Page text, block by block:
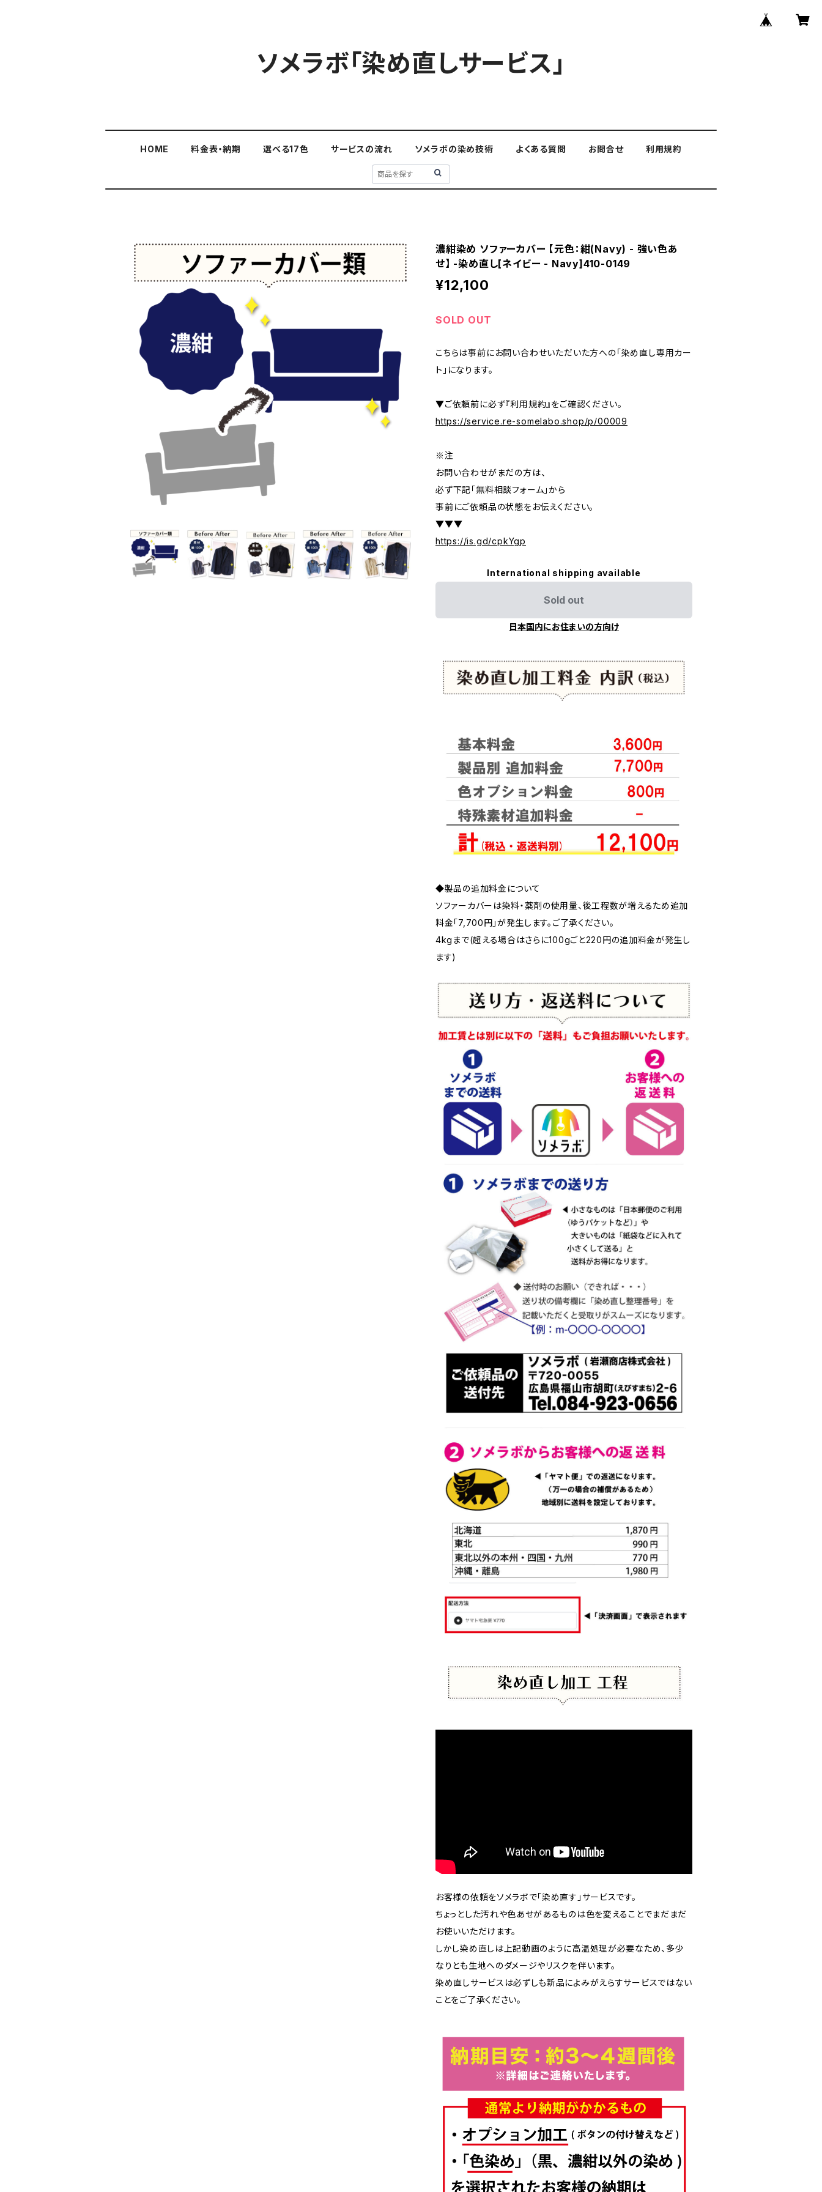
ソメラボ「染め直しサービス」
HOME 料金表・納期 選べる17色 サービスの流れ ソメラボの染め技術 よくある質問 お問合せ 利用規約
濃紺染め ソファーカバー 【元色：紺(Navy) - 強い色あ
せ】 -染め直し[ネイビー - Navy]410-0149
¥12,100
SOLD OUT
こちらは事前にお問い合わせいただいた方への「染め直し専用カー
ト」になります。
▼ご依頼前に必ず『利用規約』をご確認ください。
https://service.re-somelabo.shop/p/00009
※注
お問い合わせがまだの方は、
必ず下記「無料相談フォーム」から
事前にご依頼品の状態をお伝えください。
▼▼▼
https://is.gd/cpkYgp
International shipping available
Sold out
日本国内にお住まいの方向け
◆製品の追加料金について
ソファーカバーは染料・薬剤の使用量、後工程数が増えるため追加
料金「7,700円」が発生します。ご了承ください。
4kgまで(超える場合はさらに100gごと220円の追加料金が発生し
ます)
お客様の依頼をソメラボで「染め直す」サービスです。
ちょっとした汚れや色あせがあるものは色を変えることでまだまだ
お使いいただけます。
しかし染め直しは上記動画のように高温処理が必要なため、多少
なりとも生地へのダメージやリスクを伴います。
染め直しサービスは必ずしも新品によみがえらすサービスではない
ことをご了承ください。